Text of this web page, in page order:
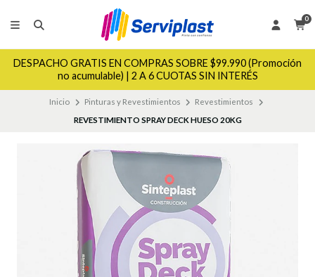
0
DESPACHO GRATIS EN COMPRAS SOBRE $99.990 (Promoción
no acumulable) | 2 A 6 CUOTAS SIN INTERÉS
Inicio Pinturas y Revestimientos
Revestimientos
REVESTIMIENTO SPRAY DECK HUESO 20KG